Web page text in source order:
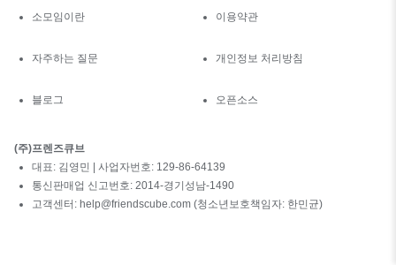
소모임이란
자주하는 질문
블로그
이용약관
개인정보 처리방침
오픈소스
(주)프렌즈큐브
대표: 김영민 | 사업자번호: 129-86-64139
통신판매업 신고번호: 2014-경기성남-1490
고객센터: help@friendscube.com (청소년보호책임자: 한민균)